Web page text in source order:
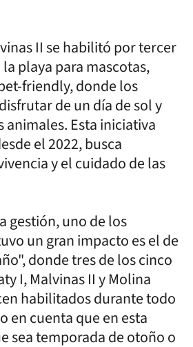
II se habilitó por tercer
playa para mascotas,
friendly, donde los
de un día de sol y
animales. Esta iniciativa
el 2022, busca
y el cuidado de las
gestión, uno de los
un gran impacto es el de
donde tres de los cinco
I, Malvinas II y Molina
habilitados durante todo
en cuenta que en esta
sea temporada de otoño o